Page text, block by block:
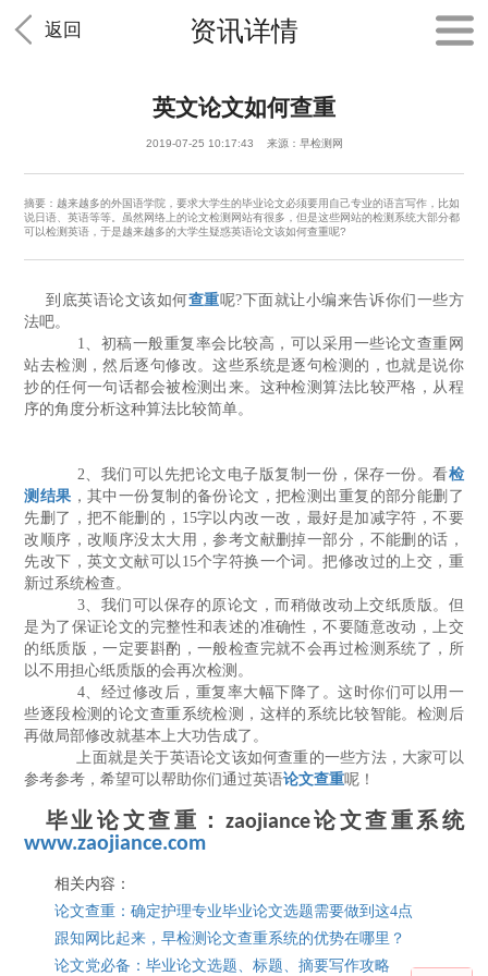
返回 资讯详情
英文论文如何查重
2019-07-25 10:17:43 来源：早检测网
摘要：越来越多的外国语学院，要求大学生的毕业论文必须要用自己专业的语言写作，比如
说日语、英语等等。虽然网络上的论文检测网站有很多，但是这些网站的检测系统大部分都
可以检测英语，于是越来越多的大学生疑惑英语论文该如何查重呢?
到底英语论文该如何查重呢?下面就让小编来告诉你们一些方
法吧。
1、初稿一般重复率会比较高，可以采用一些论文查重网
站去检测，然后逐句修改。这些系统是逐句检测的，也就是说你
抄的任何一句话都会被检测出来。这种检测算法比较严格，从程
序的角度分析这种算法比较简单。
2、我们可以先把论文电子版复制一份，保存一份。看检
测结果 ，其中一份复制的备份论文，把检测出重复的部分能删了
先删了，把不能删的， 15字以内改一改，最好是加减字符，不要
改顺序，改顺序没太大用，参考文献删掉一部分，不能删的话，
先改下，英文文献可以 15个字符换一个词。把修改过的上交，重
新过系统检查。
3、我们可以保存的原论文，而稍做改动上交纸质版。但
是为了保证论文的完整性和表述的准确性，不要随意改动，上交
的纸质版，一定要斟酌，一般检查完就不会再过检测系统了，所
以不用担心纸质版的会再次检测。
4、经过修改后，重复率大幅下降了。这时你们可以用一
些逐段检测的论文查重系统检测，这样的系统比较智能。检测后
再做局部修改就基本上大功告成了。
上面就是关于英语论文该如何查重的一些方法，大家可以
参考参考，希望可以帮助你们通过英语论文查重呢 ！
毕业论文查重：zaojiance论文查重系统
www.zaojiance.com
相关内容：
论文查重：确定护理专业毕业论文选题需要做到这4点
跟知网比起来，早检测论文查重系统的优势在哪里？
论文党必备：毕业论文选题、标题、摘要写作攻略